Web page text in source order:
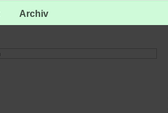
Archiv